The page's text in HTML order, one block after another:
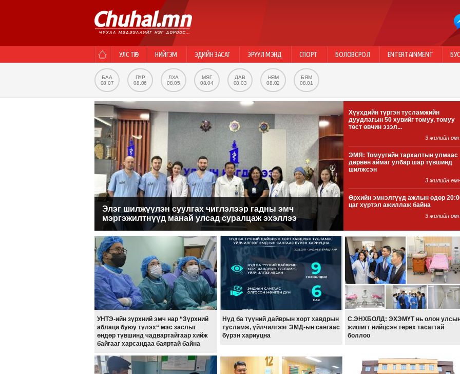
УЛС ТӨР НИЙГЭМ ЭДИЙН ЗАСАГ ЭРҮҮЛ МЭНД СПОРТ БОЛОВСРОЛ ENTERTAINMENT
БАА
08.07
ПҮР
08.06
ЛХА
08.05
МЯГ
08.04
ДАВ
08.03
НЯМ
08.02
БЯМ
08.01
Элэг шилжүүлэн суулгах чиглэлээр гадны эмч
мэргэжилтнүүд манай улсад суралцаж эхэллээ
Хүүхдийн түргэн тусламжийн
дуудлагын 50 хувийг томуу, томуу
төст өвчин эзэл...
3 жилийн
ЭМЯ: Томуугийн тархалтын улмаас
дөрвөн аймаг улбар шар түвшинд
шилжсэн
3 жилийн
Өрхийн эмнэлгүүд ажлын өдөр
цаг хүртэл ажиллаж байна
3 жилийн
УНТЭ-ийн зүрхний эмч нар “Зүрхний
аблаци буюу түлэх“ мэс заслыг
өндөр түвшинд чадвартайгаар хийж
байгааг харсандаа баяртай байна
Нүд ба түүний дайврын хорт хавдрын
тусламж, үйлчилгээг ЭМД-ын сангаас
бүрэн хариуцна
С.ЭНХБОЛД: ЭХЭМҮТ нь олон
жишигт нийцсэн төрөх тасагтай
боллоо